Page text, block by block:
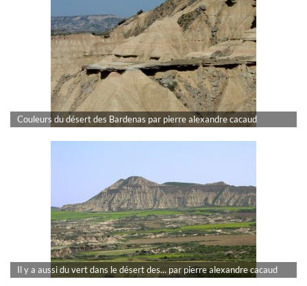
Couleurs du désert des Bardenas par pierre alexandre cacaud
Il y a aussi du vert dans le désert des... par pierre alexandre cacaud